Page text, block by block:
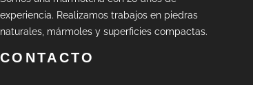
experiencia. Realizamos trabajos en piedras
naturales, mármoles y superficies compactas.
CONTACTO